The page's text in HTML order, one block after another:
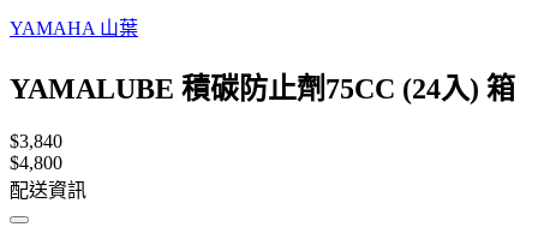
YAMAHA 山葉
YAMALUBE 積碳防止劑75CC (24入) 箱
$3,840
$4,800
配送資訊